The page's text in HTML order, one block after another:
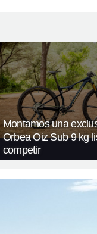
Montamos una
Orbea Oiz Sub 9 kg
competir